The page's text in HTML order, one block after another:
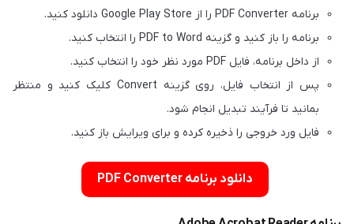
برنامه PDF Converter را از Google Play Store دانلود کنید.
برنامه را باز کنید و گزینه PDF to Word را انتخاب کنید.
از داخل برنامه، فایل PDF مورد نظر خود را انتخاب کنید.
پس از انتخاب فایل، روی گزینه Convert کلیک کنید و منتظر
بمانید تا فرآیند تبدیل انجام شود.
فایل ورد خروجی را ذخیره کرده و برای ویرایش باز کنید.
دانلود برنامه PDF Converter